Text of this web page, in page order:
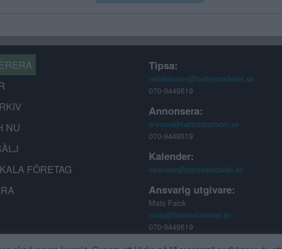
NU
FÖRETAG
Tipsa:
redaktionen@battrestadsdel.se
070-9449519
Annonsera:
annons@battrestadsdel.se
070-9449519
Kalender:
kalender@battrestadsdel.se
Ansvarig utgivare:
Mats Falck
mats@battrestadsdel.se
070-9449519